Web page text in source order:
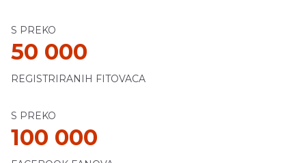
S PREKO
50 000
REGISTRIRANIH FITOVACA
S PREKO
100 000